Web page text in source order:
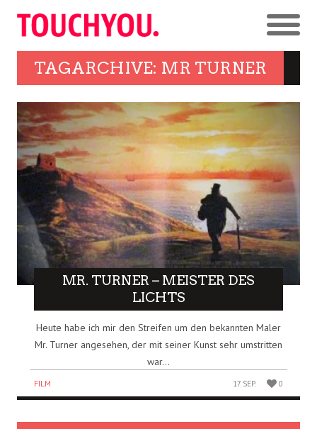
TAGARCHIVE: MR TURNER
MR. TURNER – MEISTER DES
LICHTS
Heute habe ich mir den Streifen um den bekannten Maler
Mr. Turner angesehen, der mit seiner Kunst sehr umstritten
war...
FILM 17 SEP. 0